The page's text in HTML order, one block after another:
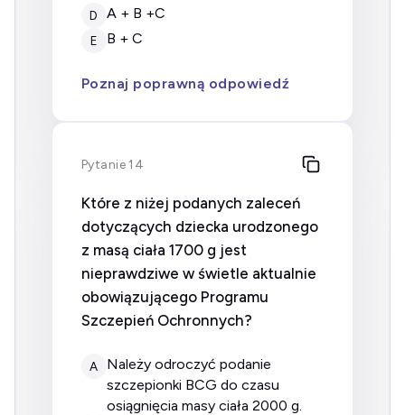
D A + B +C
E B + C
Poznaj poprawną odpowiedź
Pytanie 14
Które z niżej podanych zaleceń
dotyczących dziecka urodzonego
z masą ciała 1700 g jest
nieprawdziwe w świetle aktualnie
obowiązującego Programu
Szczepień Ochronnych?
A
należy odroczyć podanie
szczepionki BCG do czasu
osiągnięcia masy ciała 2000 g.